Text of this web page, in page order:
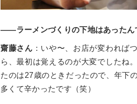
——ラーメンづくりの下地はあったん
齋藤さん ：いや〜、お店が変われば
ら、最初は覚えるのが大変でしたね
たのは27歳のときだったので、年下
多くて辛かったです（笑）